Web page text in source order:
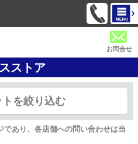
お問合せ
ストア
トを絞り込む
あり、各店舗への問い合わせは当